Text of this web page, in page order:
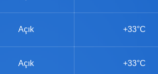
Açık +33°C
Açık +33°C